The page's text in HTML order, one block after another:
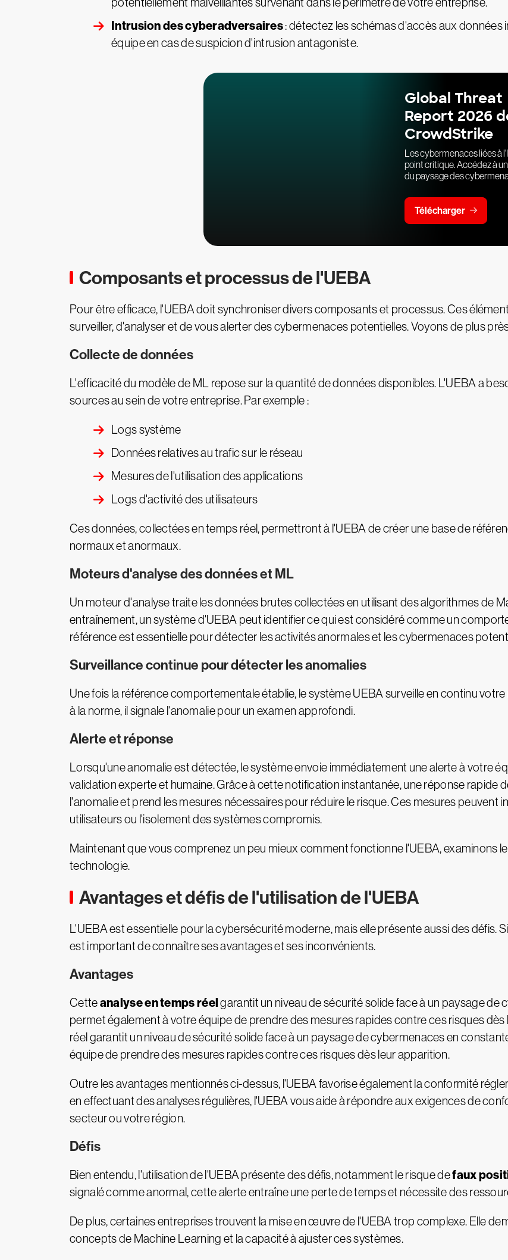
Intrusion des cyberadversaires: détectez les schémas d'accès aux
équipe en cas de suspicion d'intrusion antagoniste.
Global Threat
Report 2026
CrowdStrike
Les cybermenaces liées à
point critique. Accédez à
du paysage des
Télécharger
Composants et processus de l'UEBA
Pour être efficace, l'UEBA doit synchroniser divers composants et processus. Ces
surveiller, d'analyser et de vous alerter des cybermenaces potentielles. Voyons de plus
Collecte de données
L'efficacité du modèle de ML repose sur la quantité de données disponibles. L'UEBA a
sources au sein de votre entreprise. Par exemple :
Logs système
Données relatives au trafic sur le réseau
Mesures de l'utilisation des applications
Logs d'activité des utilisateurs
Ces données, collectées en temps réel, permettront à l'UEBA de créer une base de
normaux et anormaux.
Moteurs d'analyse des données et ML
Un moteur d'analyse traite les données brutes collectées en utilisant des algorithmes de
entraînement, un système d'UEBA peut identifier ce qui est considéré comme un
référence est essentielle pour détecter les activités anormales et les cybermenaces
Surveillance continue pour détecter les anomalies
Une fois la référence comportementale établie, le système UEBA surveille en continu
à la norme, il signale l'anomalie pour un examen approfondi.
Alerte et réponse
Lorsqu'une anomalie est détectée, le système envoie immédiatement une alerte à votre
validation experte et humaine. Grâce à cette notification instantanée, une réponse rapide
l'anomalie et prend les mesures nécessaires pour réduire le risque. Ces mesures peuvent
utilisateurs ou l'isolement des systèmes compromis.
Maintenant que vous comprenez un peu mieux comment fonctionne l'UEBA, examinons
technologie.
Avantages et défis de l'utilisation de l'UEBA
L'UEBA est essentielle pour la cybersécurité moderne, mais elle présente aussi des défis.
est important de connaître ses avantages et ses inconvénients.
Avantages
Cetteanalyse en temps réelgarantit un niveau de sécurité solide face à un paysage
permet également à votre équipe de prendre des mesures rapides contre ces risques
réel garantit un niveau de sécurité solide face à un paysage de cybermenaces en
équipe de prendre des mesures rapides contre ces risques dès leur apparition.
Outre les avantages mentionnés ci-dessus, l'UEBA favorise également la conformité
en effectuant des analyses régulières, l'UEBA vous aide à répondre aux exigences de
secteur ou votre région.
Défis
Bien entendu, l'utilisation de l'UEBA présente des défis, notamment le risque defaux
signalé comme anormal, cette alerte entraîne une perte de temps et nécessite des
De plus, certaines entreprises trouvent la mise en œuvre de l'UEBA trop complexe. Elle
concepts de Machine Learning et la capacité à ajuster ces systèmes.